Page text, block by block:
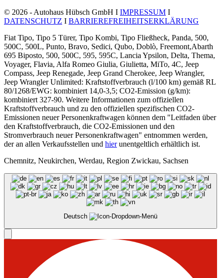
© 2026 - Autohaus Hübsch GmbH I IMPRESSUM I
DATENSCHUTZ I BARRIEREFREIHEITSERKLÄRUNG
Fiat Tipo, Tipo 5 Türer, Tipo Kombi, Tipo Fließheck, Panda, 500,
500C, 500L, Punto, Bravo, Sedici, Qubo, Doblò, Freemont,Abarth
695 Biposto, 500, 500C, 595, 595C, Lancia Ypsilon, Delta, Thema,
Voyager, Flavia, Alfa Romeo Giulia, Giulietta, MiTo, 4C, Jeep
Compass, Jeep Renegade, Jeep Grand Cherokee, Jeep Wrangler,
Jeep Wrangler Unlimited: Kraftstoffverbrauch (l/100 km) gemäß RL
80/1268/EWG: kombiniert 14,0-3,5; CO2-Emission (g/km):
kombiniert 327-90. Weitere Informationen zum offiziellen
Kraftstoffverbrauch und zu den offiziellen spezifischen CO2-
Emissionen neuer Personenkraftwagen können dem "Leitfaden über
den Kraftstoffverbrauch, die CO2-Emissionen und den
Stromverbrauch neuer Personenkraftwagen" entnommen werden,
der an allen Verkaufsstellen und hierunentgeltlich erhältlich ist.
Chemnitz, Neukirchen, Werdau, Region Zwickau, Sachsen
Deutsch